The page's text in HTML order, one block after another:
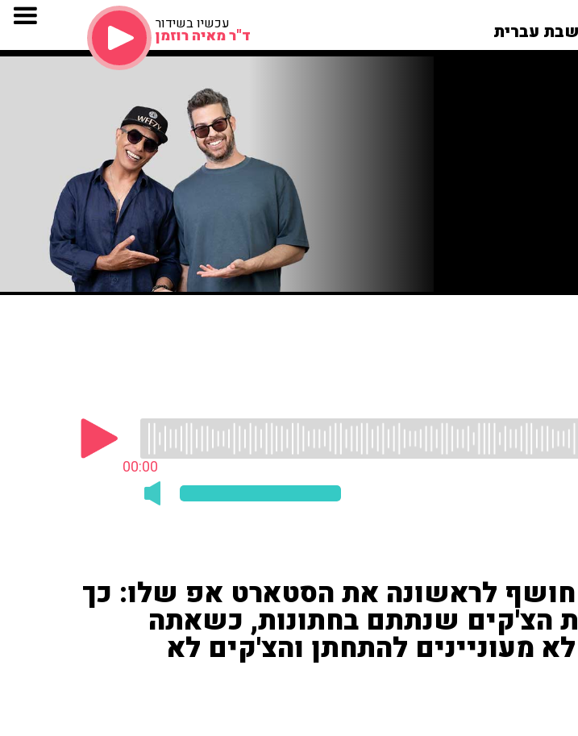
שבת עברית עכשיו בשידור
ד"ר מאיה רוזמן
00:00
חושף לראשונה את הסטארט אפ שלו: כך
הצ'קים שנתתם בחתונות, כשאתה
מעוניינים להתחתן והצ'קים לא